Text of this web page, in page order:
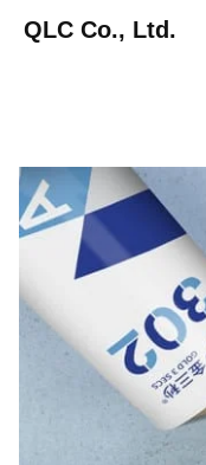
QLC Co., Ltd.